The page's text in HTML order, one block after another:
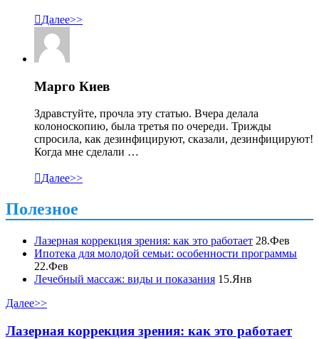
Далее>>
Марго Киев
Здравстуйте, прочла эту статью. Вчера делала
колоноскопию, была третья по очереди. Трижды
спросила, как дезинфицируют, сказали, дезинфицируют!
Когда мне сделали …
Далее>>
Полезное
Лазерная коррекция зрения: как это работает 28.Фев
Ипотека для молодой семьи: особенности программы
22.Фев
Лечебный массаж: виды и показания 15.Янв
Далее>>
Лазерная коррекция зрения: как это работает